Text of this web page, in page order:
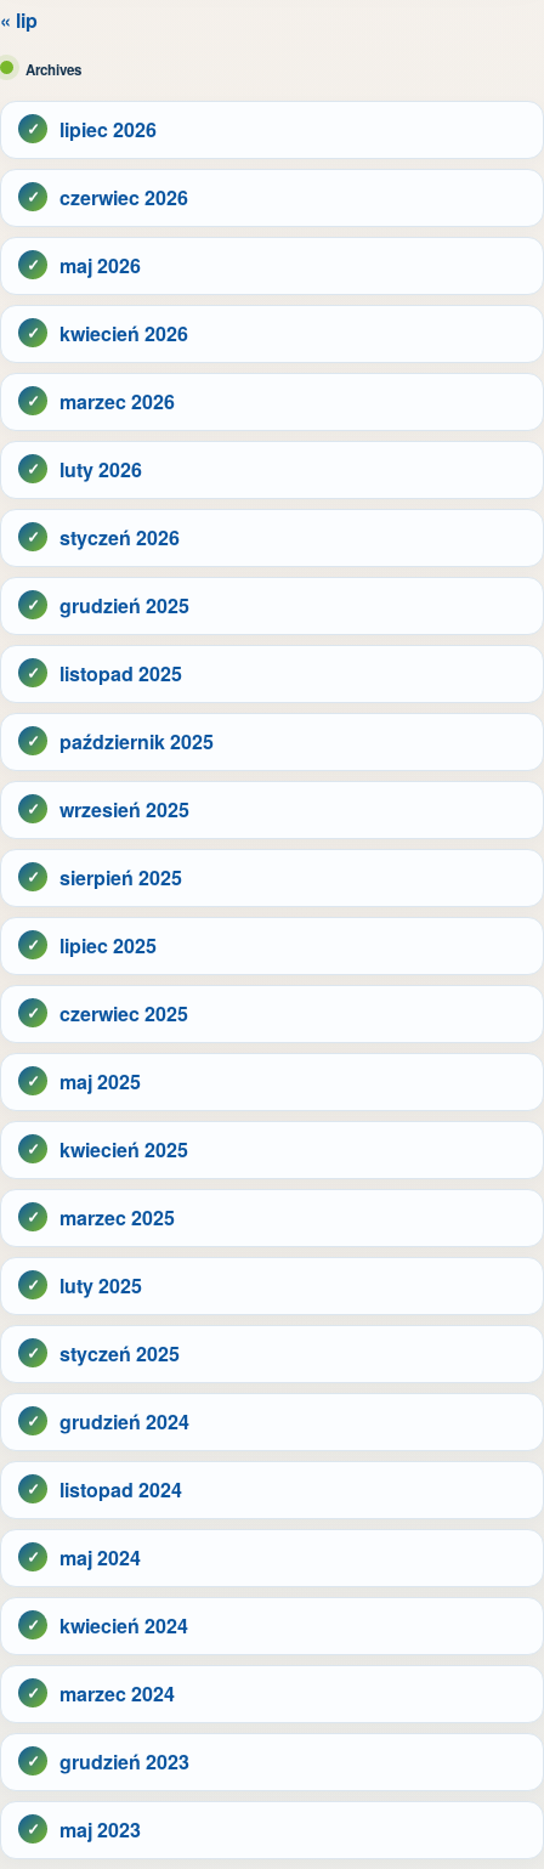
« lip
Archives
lipiec 2026
czerwiec 2026
maj 2026
kwiecień 2026
marzec 2026
luty 2026
styczeń 2026
grudzień 2025
listopad 2025
październik 2025
wrzesień 2025
sierpień 2025
lipiec 2025
czerwiec 2025
maj 2025
kwiecień 2025
marzec 2025
luty 2025
styczeń 2025
grudzień 2024
listopad 2024
maj 2024
kwiecień 2024
marzec 2024
grudzień 2023
maj 2023